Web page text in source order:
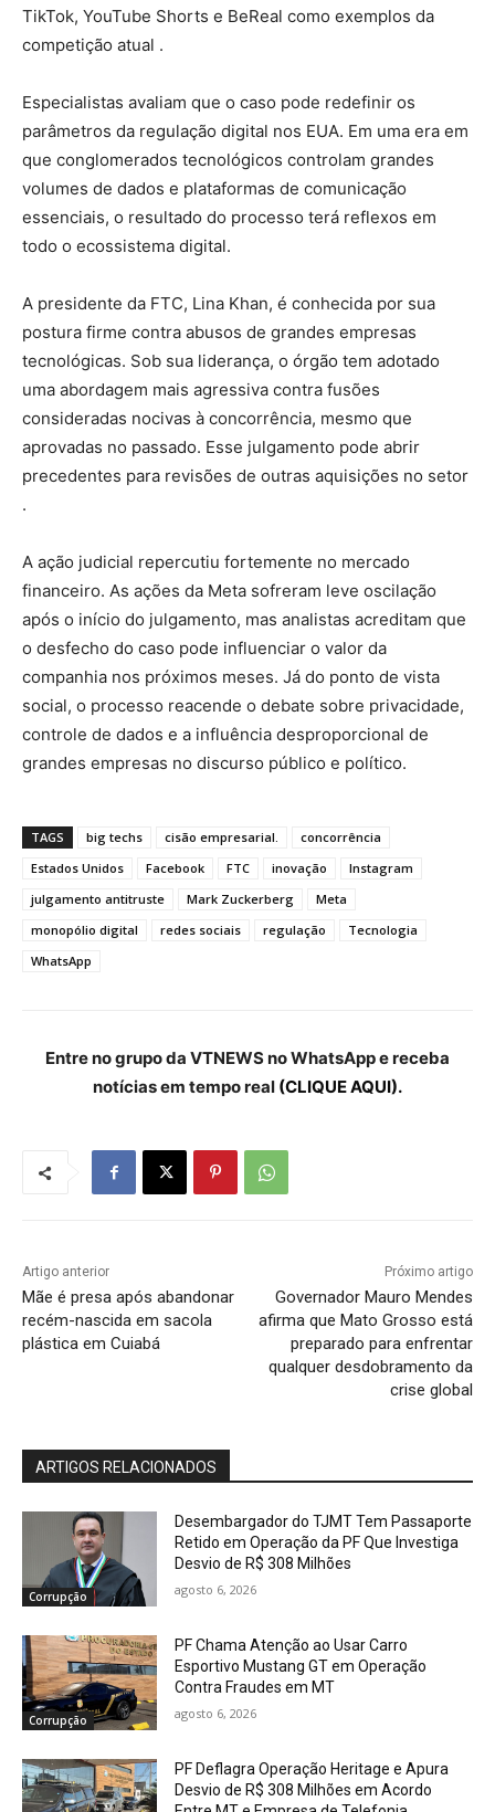
TikTok, YouTube Shorts e BeReal como exemplos da
competição atual .
Especialistas avaliam que o caso pode redefinir os
parâmetros da regulação digital nos EUA. Em uma era em
que conglomerados tecnológicos controlam grandes
volumes de dados e plataformas de comunicação
essenciais, o resultado do processo terá reflexos em
todo o ecossistema digital.
A presidente da FTC, Lina Khan, é conhecida por sua
postura firme contra abusos de grandes empresas
tecnológicas. Sob sua liderança, o órgão tem adotado
uma abordagem mais agressiva contra fusões
consideradas nocivas à concorrência, mesmo que
aprovadas no passado. Esse julgamento pode abrir
precedentes para revisões de outras aquisições no setor
.
A ação judicial repercutiu fortemente no mercado
financeiro. As ações da Meta sofreram leve oscilação
após o início do julgamento, mas analistas acreditam que
o desfecho do caso pode influenciar o valor da
companhia nos próximos meses. Já do ponto de vista
social, o processo reacende o debate sobre privacidade,
controle de dados e a influência desproporcional de
grandes empresas no discurso público e político.
TAGS big techs cisão empresarial.
concorrência
Estados Unidos
Facebook FTC inovação
Instagram
julgamento antitruste
Mark Zuckerberg
Meta
monopólio digital
redes sociais regulação
Tecnologia
WhatsApp
Entre no grupo da VTNEWS no WhatsApp e receba
notícias em tempo real (CLIQUE AQUI).
Artigo anterior
Mãe é presa após abandonar
recém-nascida em sacola
plástica em Cuiabá
Próximo artigo
Governador Mauro Mendes
afirma que Mato Grosso está
preparado para enfrentar
qualquer desdobramento da
crise global
ARTIGOS RELACIONADOS
Corrupção
Desembargador do TJMT Tem Passaporte
Retido em Operação da PF Que Investiga
Desvio de R$ 308 Milhões
agosto 6, 2026
Corrupção
PF Chama Atenção ao Usar Carro
Esportivo Mustang GT em Operação
Contra Fraudes em MT
agosto 6, 2026
PF Deflagra Operação Heritage e Apura
Desvio de R$ 308 Milhões em Acordo